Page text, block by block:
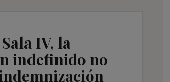
IV, la
indefinido no